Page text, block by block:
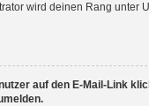
wird deinen Rang unter
auf den E-Mail-Link